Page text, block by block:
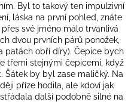
Byl to takový ten impulzivní
láska na první pohled, znáte
své jméno málo trvanlivá
dvou prvních párů ponožek,
patách obří díry). Čepice bych
třemi stejnými čepicemi, když
Šátek by byl zase maličký. Na
příze hodila, ale kdoví jak
další podobně silné na